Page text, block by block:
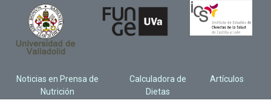
Noticias en Prensa de
Nutrición
Calculadora de
Dietas
Artículos